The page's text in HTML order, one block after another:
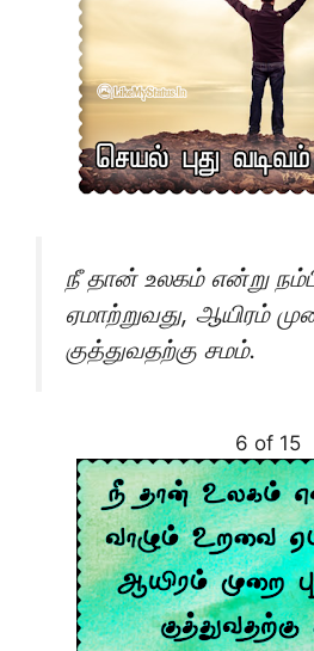
நீ தான் உலகம் என்று
ஏமாற்றுவது, ஆயிரம்
குத்துவதற்கு சமம்.
6 of 15